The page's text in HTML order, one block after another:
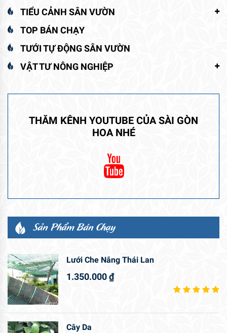
TIỂU CẢNH SÂN VƯỜN
TOP BÁN CHẠY
TƯỚI TỰ ĐỘNG SÂN VƯỜN
VẬT TƯ NÔNG NGHIỆP
THĂM KÊNH YOUTUBE CỦA SÀI GÒN
HOA NHÉ
Sản Phẩm Bán Chạy
Lưới Che Nắng Thái Lan
1.350.000₫
Cây Da